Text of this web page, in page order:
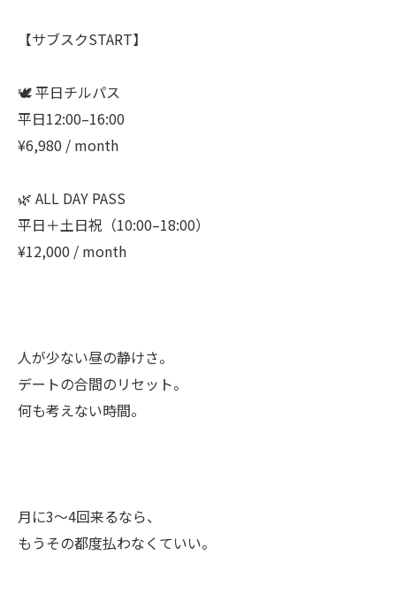
【サブスクSTART】
🕊 平日チルパス
平日12:00–16:00
¥6,980 / month
🌿 ALL DAY PASS
平日＋土日祝（10:00–18:00）
¥12,000 / month
人が少ない昼の静けさ。
デートの合間のリセット。
何も考えない時間。
月に3〜4回来るなら、
もうその都度払わなくていい。